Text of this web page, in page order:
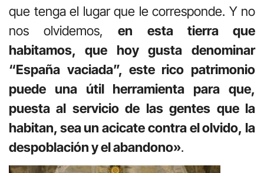
que tenga el lugar que le corresponde. Y no
nos olvidemos,en esta tierra que
habitamos, que hoy gusta denominar
“España vaciada”, este rico patrimonio
puede una útil herramienta para que,
puesta al servicio de las gentes que la
habitan, sea un acicate contra el olvido, la
despoblación y el abandono».